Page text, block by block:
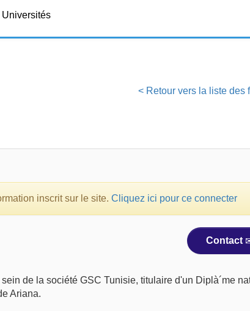
Universités
< Retour vers la liste des
inscrit sur le site. Cliquez ici pour ce connecter
Contact
de la société GSC Tunisie, titulaire d'un Diplà´me
Ariana.